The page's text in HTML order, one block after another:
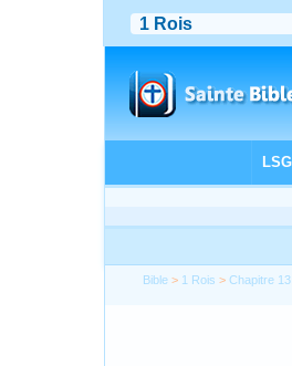
Bible > 1 Rois >Chapitre 13